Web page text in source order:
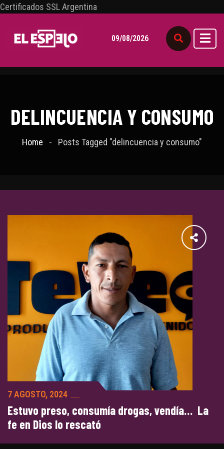
Certificados SSL Argentina
09/08/2026
DELINCUENCIA Y CONSUMO
Home Posts Tagged "delincuencia y consumo"
7 AGOSTO, 2024
Estuvo preso, consumía drogas, vendía… La
fe en Dios lo rescató